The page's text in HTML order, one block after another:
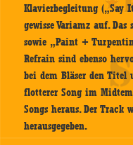
Klavierbegleitung („Say
gewisse Variamz auf.
sowie „Paint +
Refrain sind ebenso
bei dem Bläser den
flotterer Song im
Songs heraus. Der
herausgegeben.